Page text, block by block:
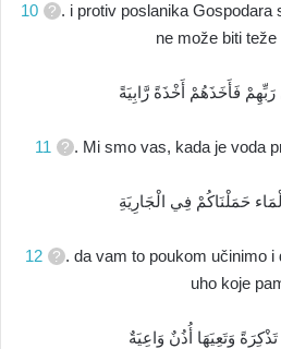
10
. i protiv poslanika Gospodara
ne može biti teže
فَأَخَذَهُمْ أَخْذَةً رَّابِيَةً
11 . Mi smo vas, kada je voda
حَمَلْنَاكُمْ فِي الْجَارِيَةِ
12
. da vam to poukom učinimo
uho koje
وَتَعِيَهَا أُذُنٌ وَاعِيَةٌ